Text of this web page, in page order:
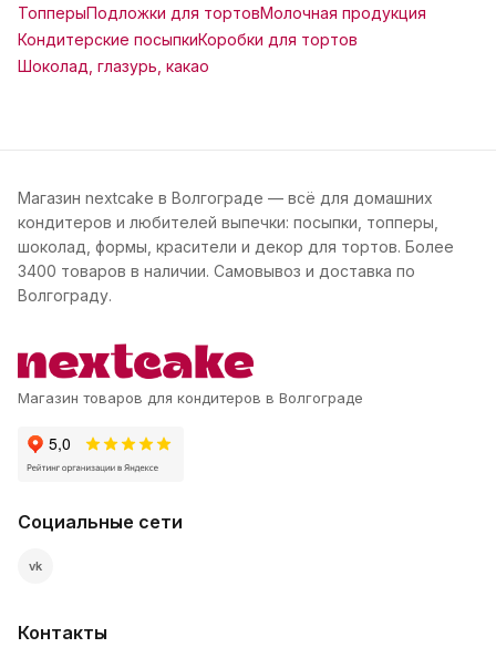
ТопперыПодложки для тортовМолочная продукция
Кондитерские посыпкиКоробки для тортов
Шоколад, глазурь, какао
Магазин nextcake в Волгограде — всё для домашних
кондитеров и любителей выпечки: посыпки, топперы,
шоколад, формы, красители и декор для тортов. Более
3400 товаров в наличии. Самовывоз и доставка по
Волгограду.
Магазин товаров для кондитеров в Волгограде
Социальные сети
vk
Контакты